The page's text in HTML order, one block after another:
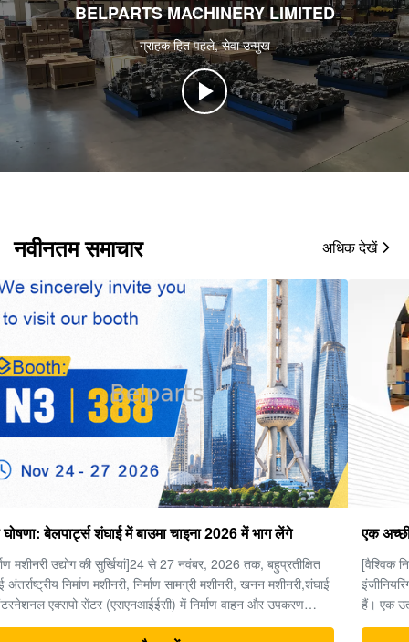
BELPARTS MACHINERY LIMITED
ग्राहक हित पहले, सेवा उन्मुख
नवीनतम समाचार अधिक देखें
एक अच्छी फ़ाइनल ड्राइव कैसे चुनें?
[वैश्विक निर्माण मशीनरी उद्योग अवलोकन] भारी मशीनरी और अर्थमूविंग
इंजीनियरिंग के क्षेत्र में, समय पैसा है, और उत्खननकर्ता पूरी परियोजना का "दिल"
हैं। एक उत्खननकर्ता की जटिल विद्युत प्रणाली के भीतर, अंतिम ड्राइव (ट्रैवल
मोटर और रेड्यूसर असेंबली) उच्च दबाव वाली हाइड्रोलिक ऊर्जा को यांत्रिक